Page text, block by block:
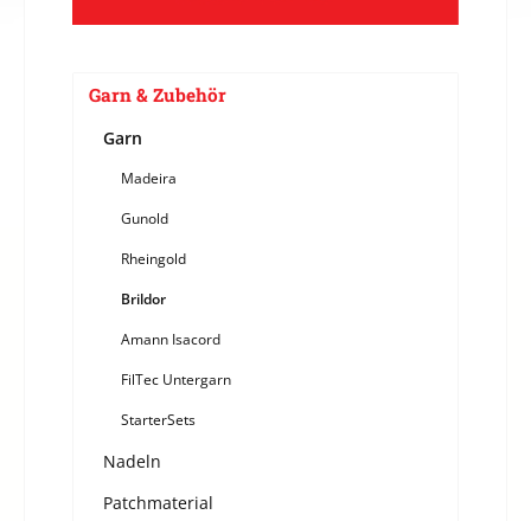
Garn & Zubehör
Garn
Madeira
Gunold
Rheingold
Brildor
Amann Isacord
FilTec Untergarn
StarterSets
Nadeln
Patchmaterial